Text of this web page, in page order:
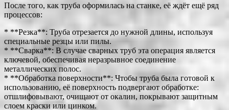
После того, как труба оформилась на станке, её ждёт ещё ряд
процессов:
* **Резка**: Труба отрезается до нужной длины, используя
специальные резцы или пилы.
* **Сварка**: В случае сварных труб эта операция является
ключевой, обеспечивая неразрывное соединение
металлических полос.
* **Обработка поверхности**: Чтобы труба была готовой к
использованию, её поверхность подвергают обработке:
отшлифовывают, очищают от окалин, покрывают защитным
слоем краски или цинком.